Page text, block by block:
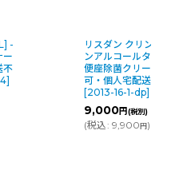
ノ
-
引不
リスダン ターゲット
超強力・多目的クリー
【代引不可・個人宅配
可】 [8015-16-1-
15,100 円 (税別)
(税込: 16,610円